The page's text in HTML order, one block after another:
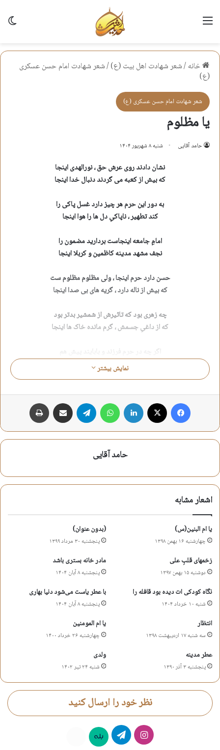
منو
خانه/شعر شهادت اهل بيت (ع)/شعر شهادت امام حسن عسكری
(ع)
شعر شهادت امام حسن عسكری (ع)
یا مظلوم
حامد آقایی شنبه ۸ شهریور ۱۴۰۴
نشان دادند روی عرش حق ، نورالهدی اینجا
که بیش از کعبه می گردند دنبال خدا اینجا
به دور این حرم هر چیز دارد غسل پاکی را
کند تطهیر ، ناپاکیِ دل ها را هوا اینجا
امامِ جامعه اینجاست بردارید مضمون را
نجف مشهد مدینه کاظمین و کربلا اینجا
حسن دارد حرم اینجا ، ولی مظلوم مظلوم ست
که بیش از ناله دارد ، گریه های بی صدا اینجا
چه زهری بود که تاثیرش از شمشیر بدتر بود
که از داغیِ جسمش ، گرم مانده خاک ها اینجا
نباشد اربا اربایی جوان ، پایین پا اینجا
حامد آقایی سامرا
شعر شهادت امام یازدهم
شعر شهادت اهل بیت
شعر شهادت حضرت امام حسن عسکری
شعر شهادت حضرت عسکری
کپی آدرس کوتاه
نمایش بیشتر
فیس بوک لینکدین تلگرام اشتراک گذاری از طریق ایمیل
حامد آقایی
اشعار مشابه
یا ام البنین(س)
چهارشنبه ۱۶ بهمن ۱۳۹۸
(بدون عنوان)
پنجشنبه ۳۰ مرداد ۱۳۹۹
زخمهای قلبِ علی
دوشنبه ۱۵ بهمن ۱۳۹۷
مادر خانه بستری باشد
پنجشنبه ۸ آبان ۱۴۰۴
نگاه کودکی ات دیده بود قافله را
شنبه ۱۰ خرداد ۱۴۰۴
با عطر یاست می‌شود دنیا بهاری
پنجشنبه ۸ آبان ۱۴۰۴
انتظار
سه شنبه ۱۷ اردیبهشت ۱۳۹۸
یا ام المومنین
چهارشنبه ۲۶ خرداد ۱۴۰۰
عطر مدینه
پنجشنبه ۳ آذر ۱۳۹۰
ولدی
شنبه ۲۴ تیر ۱۴۰۲
نظر خود را ارسال کنید
اینستاگرامتلگرام بله